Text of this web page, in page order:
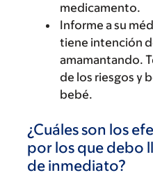
medicamento.
Informe a su
tiene intención
amamantando.
de los riesgos y
bebé.
¿Cuáles son los
por los que debo
de inmediato?